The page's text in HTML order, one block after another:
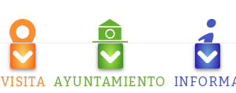
VISITA AYUNTAMIENTO